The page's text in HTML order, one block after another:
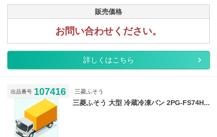
販売価格
お問い合わせください。
詳しくはこちら
出品番号 107416 三菱ふそう
三菱ふそう 大型 冷蔵冷凍バン 2PG-FS74H...